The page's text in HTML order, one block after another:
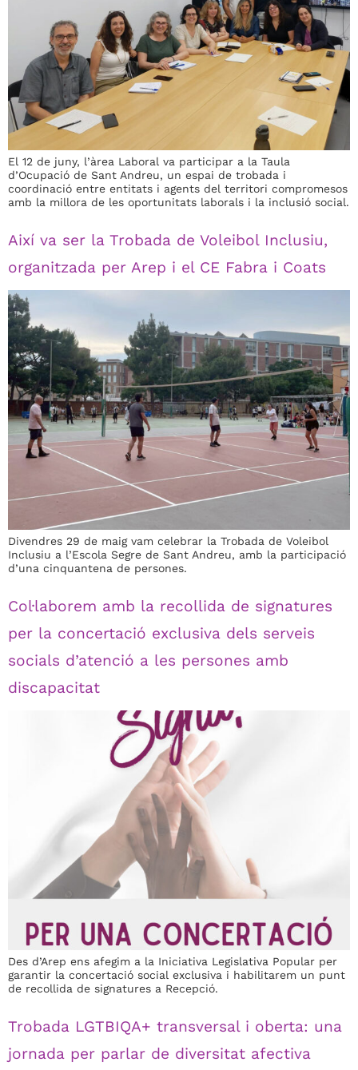
El 12 de juny, l’àrea Laboral va participar a la Taula
d’Ocupació de Sant Andreu, un espai de trobada i
coordinació entre entitats i agents del territori compromesos
amb la millora de les oportunitats laborals i la inclusió social.
Així va ser la Trobada de Voleibol Inclusiu,
organitzada per Arep i el CE Fabra i Coats
Divendres 29 de maig vam celebrar la Trobada de Voleibol
Inclusiu a l’Escola Segre de Sant Andreu, amb la participació
d’una cinquantena de persones.
Col·laborem amb la recollida de signatures
per la concertació exclusiva dels serveis
socials d’atenció a les persones amb
discapacitat
Des d’Arep ens afegim a la Iniciativa Legislativa Popular per
garantir la concertació social exclusiva i habilitarem un punt
de recollida de signatures a Recepció.
Trobada LGTBIQA+ transversal i oberta: una
jornada per parlar de diversitat afectiva